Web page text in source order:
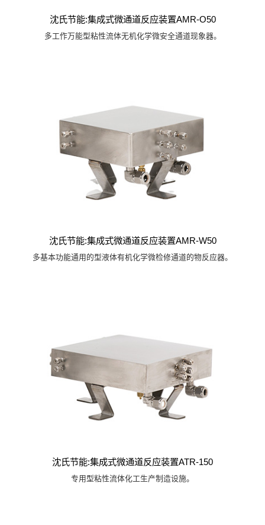
沈氏节能:集成式微通道反应装置AMR-O50
多工作万能型粘性流体无机化学微安全通道现象器。
沈氏节能:集成式微通道反应装置AMR-W50
多基本功能通用的型液体有机化学微检修通道的物反应器。
沈氏节能:集成式微通道反应装置ATR-150
专用型粘性流体化工生产制造设施。